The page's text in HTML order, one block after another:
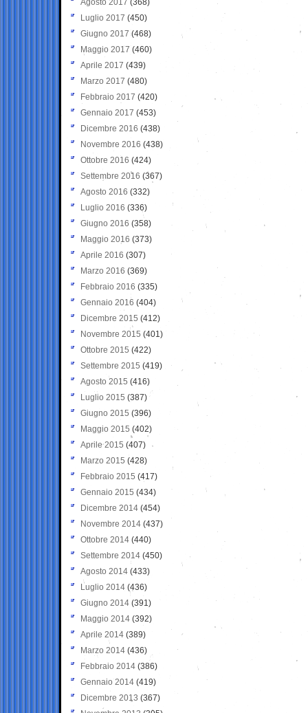
Agosto 2017 (368)
Luglio 2017 (450)
Giugno 2017 (468)
Maggio 2017 (460)
Aprile 2017 (439)
Marzo 2017 (480)
Febbraio 2017 (420)
Gennaio 2017 (453)
Dicembre 2016 (438)
Novembre 2016 (438)
Ottobre 2016 (424)
Settembre 2016 (367)
Agosto 2016 (332)
Luglio 2016 (336)
Giugno 2016 (358)
Maggio 2016 (373)
Aprile 2016 (307)
Marzo 2016 (369)
Febbraio 2016 (335)
Gennaio 2016 (404)
Dicembre 2015 (412)
Novembre 2015 (401)
Ottobre 2015 (422)
Settembre 2015 (419)
Agosto 2015 (416)
Luglio 2015 (387)
Giugno 2015 (396)
Maggio 2015 (402)
Aprile 2015 (407)
Marzo 2015 (428)
Febbraio 2015 (417)
Gennaio 2015 (434)
Dicembre 2014 (454)
Novembre 2014 (437)
Ottobre 2014 (440)
Settembre 2014 (450)
Agosto 2014 (433)
Luglio 2014 (436)
Giugno 2014 (391)
Maggio 2014 (392)
Aprile 2014 (389)
Marzo 2014 (436)
Febbraio 2014 (386)
Gennaio 2014 (419)
Dicembre 2013 (367)